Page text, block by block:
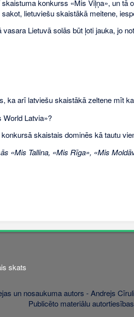
konkurss «Mis Viļņa», un
lietuviešu skaistākā meitene,
vasara Lietuvā solās būt ļoti jauka, jo
ka arī latviešu skaistākā zeltene mīt
Latvia»?
skaistais dominēs kā tautu
«Mis Tallina, «Mis Rīga», «Mis
skats
un nosaukuma autors - Andrejs
Publicēto materiālu